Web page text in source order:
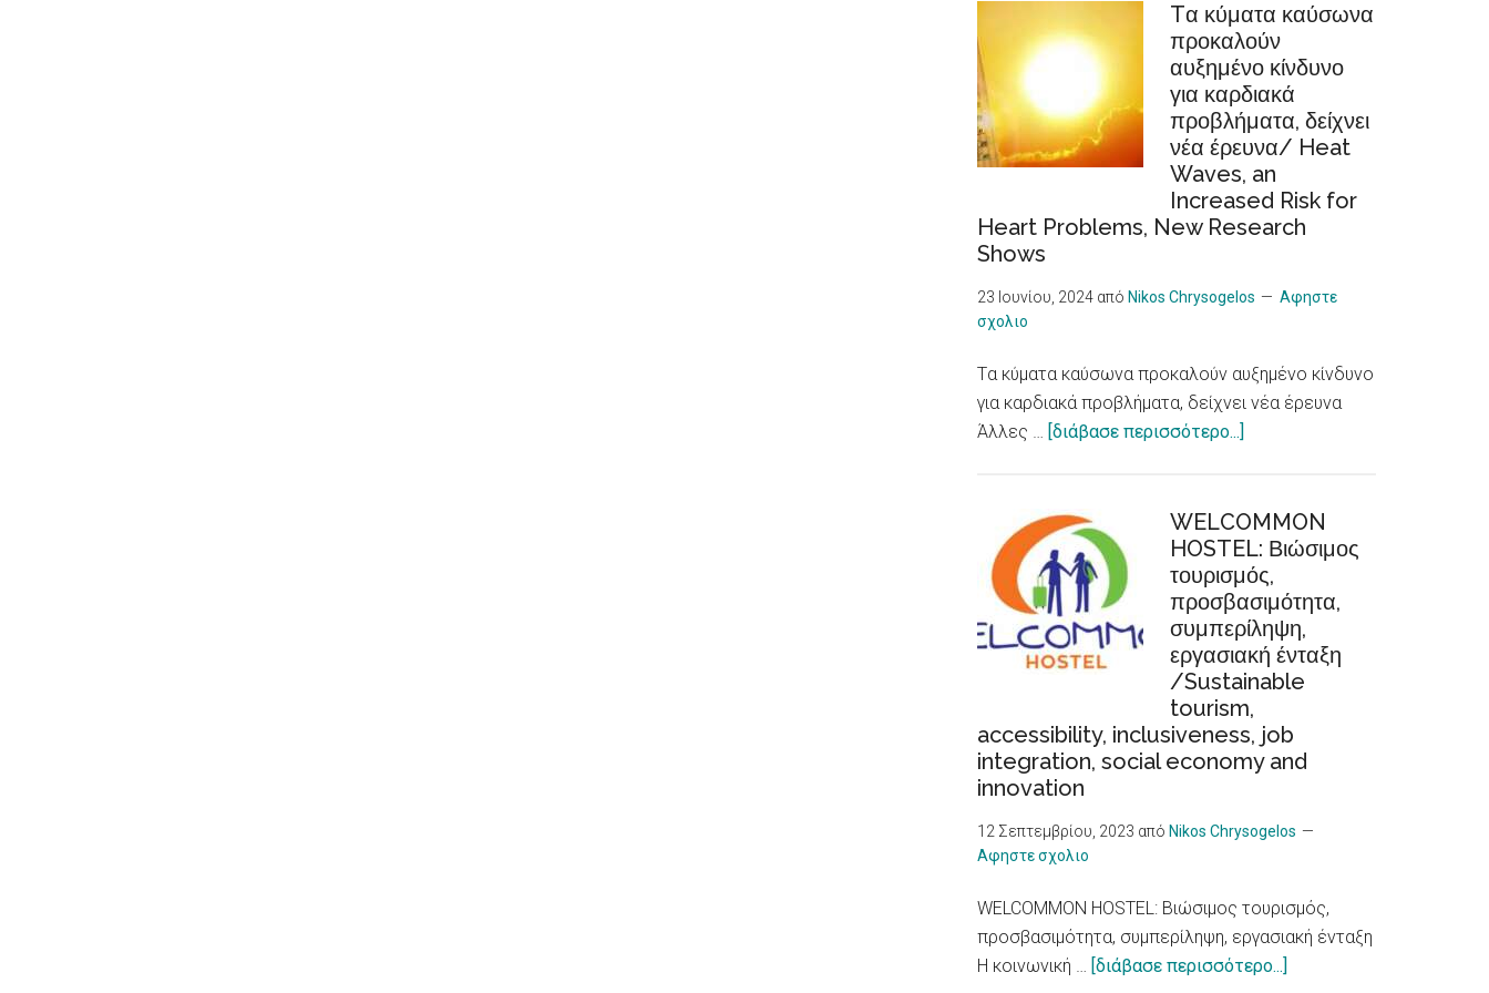
Φροντίδας
/Recognition
of
cooperatives
in
the
Strategy
Tα κύματα καύσωνα
προκαλούν
αυξημένο κίνδυνο
για καρδιακά
προβλήματα, δείχνει
νέα έρευνα/ Heat
Waves, an
Increased Risk for
Heart Problems, New Research
Shows
23 Ιουνίου, 2024 από Nikos Chrysogelos
Αφηστε
σχολιο
Tα κύματα καύσωνα προκαλούν αυξημένο κίνδυνο
για καρδιακά προβλήματα, δείχνει νέα έρευνα
Άλλες … [διάβασε περισσότερο...]
καύσωνα
προκαλούν
αυξημένο
κίνδυνο
για
καρδιακά
προβλήματα,
δείχνει
νέα
έρευνα/
Waves,
Risk
for
Heart
WELCOMMON
HOSTEL: Βιώσιμος
τουρισμός,
προσβασιμότητα,
συμπερίληψη,
εργασιακή ένταξη
/Sustainable
tourism,
accessibility, inclusiveness, job
integration, social economy and
innovation
12 Σεπτεμβρίου, 2023 από Nikos Chrysogelos
Αφηστε σχολιο
WELCOMMON HOSTEL: Βιώσιμος τουρισμός,
προσβασιμότητα, συμπερίληψη, εργασιακή ένταξη
Η κοινωνική … [διάβασε περισσότερο...]